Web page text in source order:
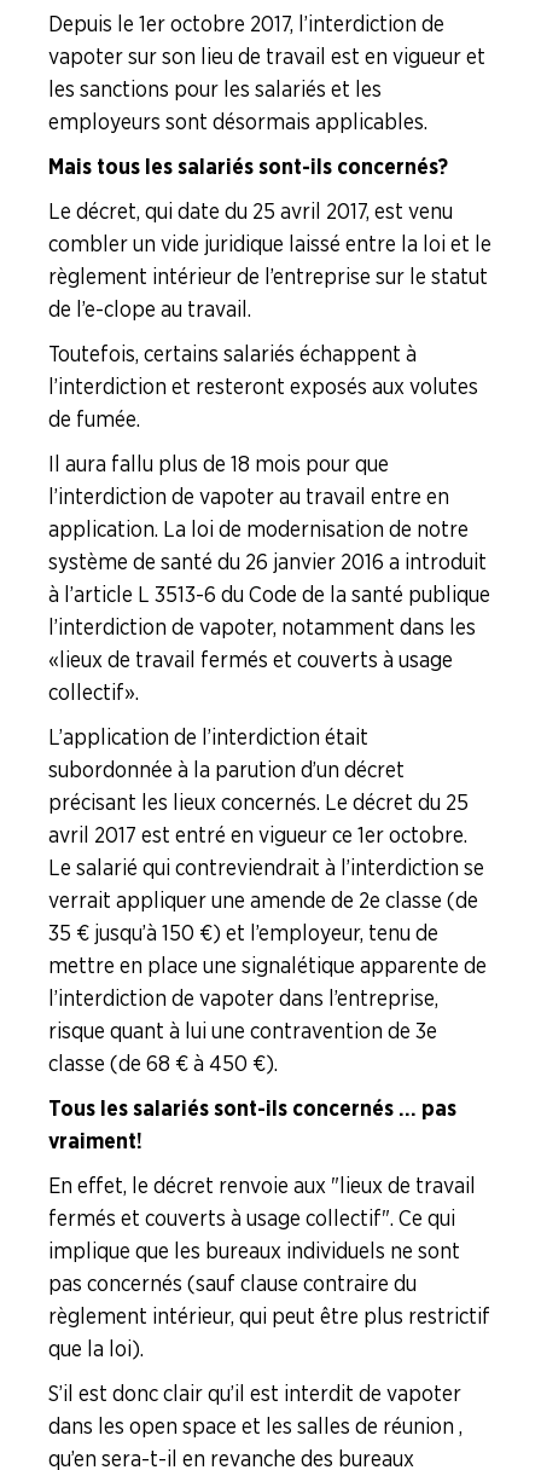
Fiches "Vos Droits"
La question du moment ...
L'actu juridique
Code du Travail
Faire Vivre le Collectif
Les Risques Industriels Majeurs
Formation Syndicale
NOUS
CONNAÎTRE
BOITE
OUTILS
AGENDA
Pourquoi
adhérer ?
Depuis le 1er octobre 2017, l’interdiction de
vapoter sur son lieu de travail est en vigueur et
les sanctions pour les salariés et les
employeurs sont désormais applicables.
Mais tous les salariés sont-ils concernés ?
Le décret, qui date du 25 avril 2017, est venu
combler un vide juridique laissé entre la loi et le
règlement intérieur de l’entreprise sur le statut
de l’e-clope au travail.
Toutefois, certains salariés échappent à
l’interdiction et resteront exposés aux volutes
de fumée.
Il aura fallu plus de 18 mois pour que
l’interdiction de vapoter au travail entre en
application. La loi de modernisation de notre
système de santé du 26 janvier 2016 a introduit
à l’article L 3513-6 du Code de la santé publique
l’interdiction de vapoter, notamment dans les
« lieux de travail fermés et couverts à usage
collectif ».
L’application de l’interdiction était
subordonnée à la parution d’un décret
précisant les lieux concernés. Le décret du 25
avril 2017 est entré en vigueur ce 1er octobre.
Le salarié qui contreviendrait à l’interdiction se
verrait appliquer une amende de 2e classe (de
35 € jusqu’à 150 €) et l’employeur, tenu de
mettre en place une signalétique apparente de
l’interdiction de vapoter dans l’entreprise,
risque quant à lui une contravention de 3e
classe (de 68 € à 450 €).
Tous les salariés sont-ils concernés ... pas
vraiment !
En effet, le décret renvoie aux "lieux de travail
fermés et couverts à usage collectif". Ce qui
implique que les bureaux individuels ne sont
pas concernés (sauf clause contraire du
règlement intérieur, qui peut être plus restrictif
que la loi).
S’il est donc clair qu’il est interdit de vapoter
dans les open space et les salles de réunion ,
qu’en sera-t-il en revanche des bureaux